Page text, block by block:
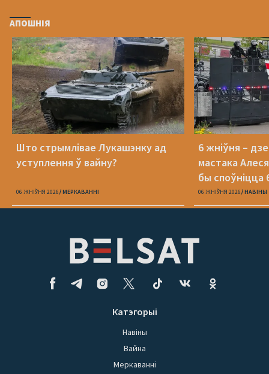
АПОШНІЯ
Што стрымлівае Лукашэнку ад
уступлення ў вайну?
06 ЖНІЎНЯ 2026 МЕРКАВАННI
6 жніўня –
мастака
бы споўніцца
06 ЖНІЎНЯ 2026 НАВІНЫ
Катэгорыі
Навіны
Вайна
Меркаванні